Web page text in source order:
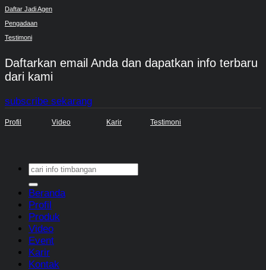
Daftar Jadi Agen
Pengadaan
Testimoni
Daftarkan email Anda dan dapatkan info terbaru
dari kami
subscribe sekarang
Profil Video Karir Testimoni
Search
Beranda
Profil
Produk
Video
Event
Karir
Kontak